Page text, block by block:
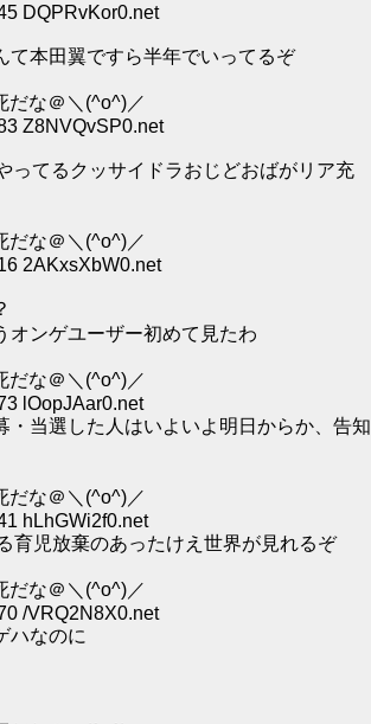
DQPRvKor0.net
て本田翼ですら半年でいってるぞ
だな＠＼(^o^)／
Z8NVQvSP0.net
ってるクッサイドラおじどおばがリア充
だな＠＼(^o^)／
2AKxsXbW0.net
オンゲユーザー初めて見たわ
だな＠＼(^o^)／
lOopJAar0.net
・当選した人はいよいよ明日からか、告知
だな＠＼(^o^)／
hLhGWi2f0.net
育児放棄のあったけえ世界が見れるぞ
だな＠＼(^o^)／
/VRQ2N8X0.net
ハなのに